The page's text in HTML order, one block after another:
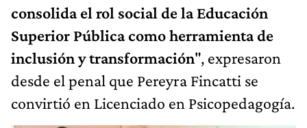
consolida el rol social de la Educación
Superior Pública como herramienta de
inclusión y transformación", expresaron
desde el penal que Pereyra Fincatti se
convirtió en Licenciado en Psicopedagogía.